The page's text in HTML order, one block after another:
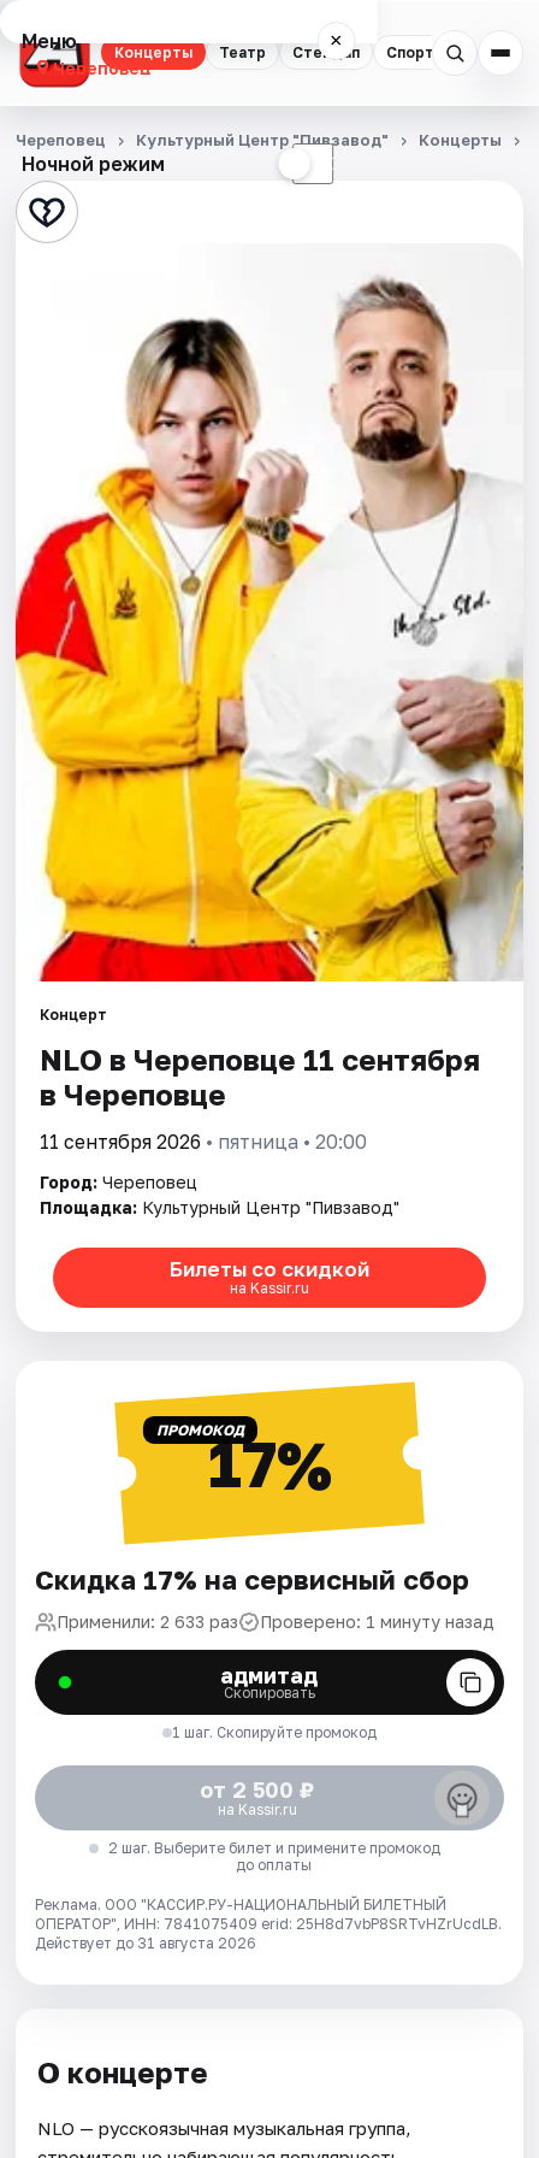
Концерты Театр Стендап Спорт
Меню ×
Череповец
Концерты
Театр
Стендап
Площадки
Артисты
Рейтинги
Ночной режим ☾
Череповец Культурный Центр "Пивзавод" Концерты
Концерт
NLO в Череповце 11 сентября
в Череповце
11 сентября 2026 • пятница • 20:00
Город: Череповец
Площадка: Культурный Центр "Пивзавод"
Билеты со скидкой
на Kassir.ru
ПРОМОКОД17%
Скидка 17% на сервисный сбор
Применили: 2 633 раз Проверено: 1 минуту назад
адмитад
Скопировать
1 шаг. Скопируйте промокод
от 2 500 ₽
на Kassir.ru
2 шаг. Выберите билет и примените промокод
до оплаты
Реклама. ООО "КАССИР.РУ-НАЦИОНАЛЬНЫЙ БИЛЕТНЫЙ
ОПЕРАТОР", ИНН: 7841075409 erid: 25H8d7vbP8SRTvHZrUcdLB.
Действует до 31 августа 2026
О концерте
NLO — русскоязычная музыкальная группа,